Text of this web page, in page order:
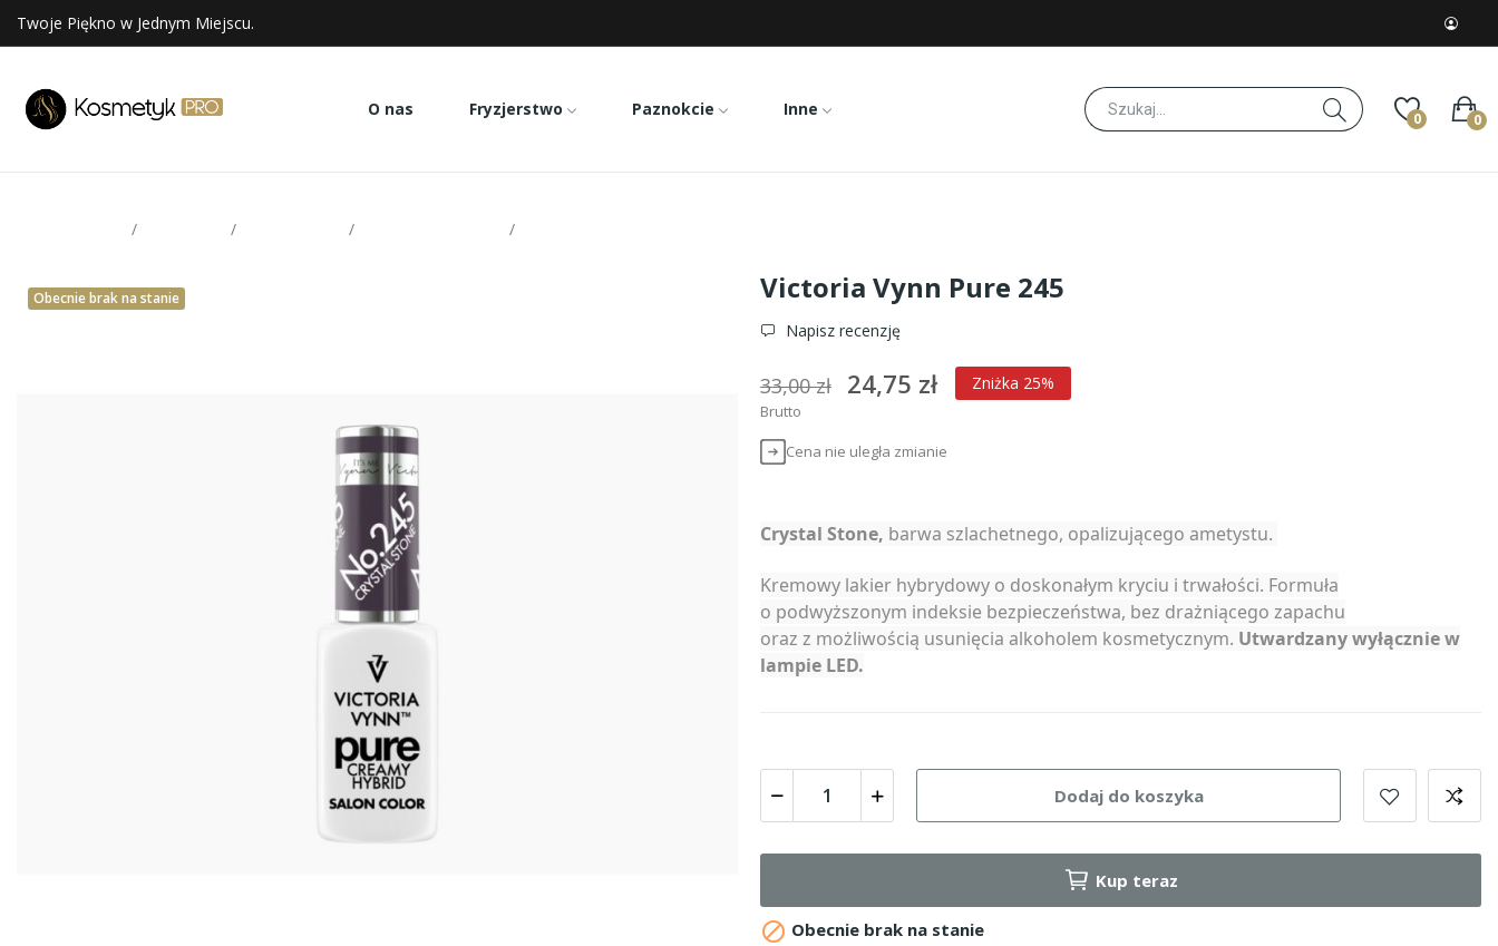
Twoje Piękno w Jednym Miejscu.
O nas Fryzjerstwo Paznokcie Inne 0 0
Obecnie brak na stanie Victoria Vynn Pure 245
Napisz recenzję
33,00 zł 24,75 zł Zniżka 25%
Brutto
Cena nie uległa zmianie
Crystal Stone, barwa szlachetnego, opalizującego ametystu.
Kremowy lakier hybrydowy o doskonałym kryciu i trwałości. Formuła
o podwyższonym indeksie bezpieczeństwa, bez drażniącego zapachu
oraz z możliwością usunięcia alkoholem kosmetycznym. Utwardzany wyłącznie w
lampie LED.
Dodaj do koszyka
Kup teraz
 Obecnie brak na stanie